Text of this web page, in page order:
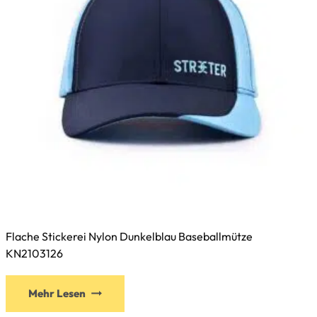
Flache Stickerei Nylon Dunkelblau Baseballmütze
KN2103126
Mehr Lesen